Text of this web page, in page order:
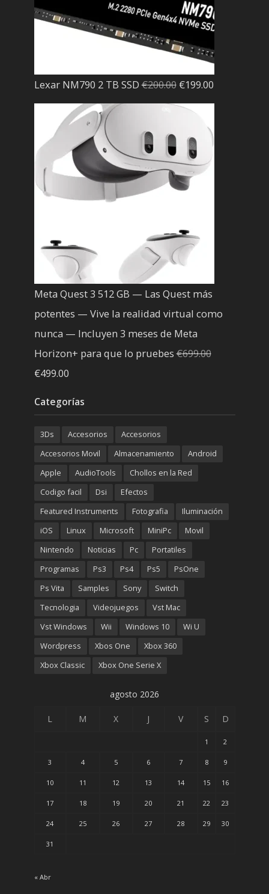
Lexar NM790 2 TB SSD€200.00 El
precio
original
era:
€200.00.
€199.00El
precio
es:
Meta Quest 3 512 GB — Las Quest más
potentes — Vive la realidad virtual como
nunca — Incluyen 3 meses de Meta
Horizon+ para que lo pruebes€699.00
El
original
era:
€699.00.
€499.00El
es:
€499.00.
Categorías
3Ds Accesorios
Accesorios
Accesorios Movil
Almacenamiento
Android
Apple
AudioTools
Chollos en la Red
Codigo facil
Dsi
Efectos
Featured Instruments
Fotografia
Iluminación
iOS
Linux Microsoft MiniPc
Movil
Nintendo
Noticias Pc
Portatiles
Programas
Ps3 Ps4 Ps5
PsOne
Ps Vita
Samples Sony
Switch
Tecnologia
Videojuegos
Vst Mac
Vst Windows
Wii Windows 10
Wi U
Wordpress
Xbos One
Xbox 360
Xbox Classic
Xbox One Serie X
agosto 2026
L M X J V S D
1 2
3 4 5 6 7 8 9
10 11 12 13 14 15 16
17 18 19 20 21 22 23
24 25 26 27 28 29 30
31
« Abr